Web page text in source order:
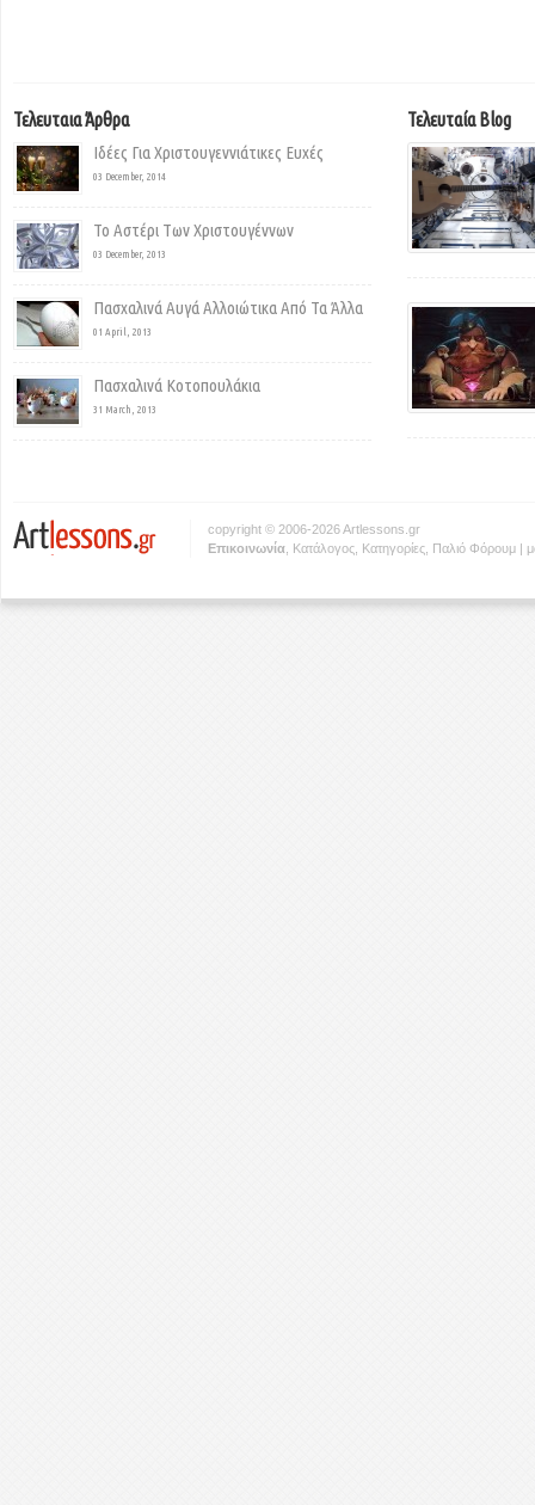
Τελευταια Άρθρα
Ιδέες Για Χριστουγεννιάτικες Ευχές
03 December, 2014
Το Αστέρι Των Χριστουγέννων
03 December, 2013
Πασχαλινά Αυγά Αλλοιώτικα Από Τα Άλλα
01 April, 2013
Πασχαλινά Κοτοπουλάκια
31 March, 2013
Τελευταία Blog
copyright © 2006-2026 Artlessons.gr
Eπικοινωνία Κατάλογος Κατηγορίες Παλιό Φόρουμ |